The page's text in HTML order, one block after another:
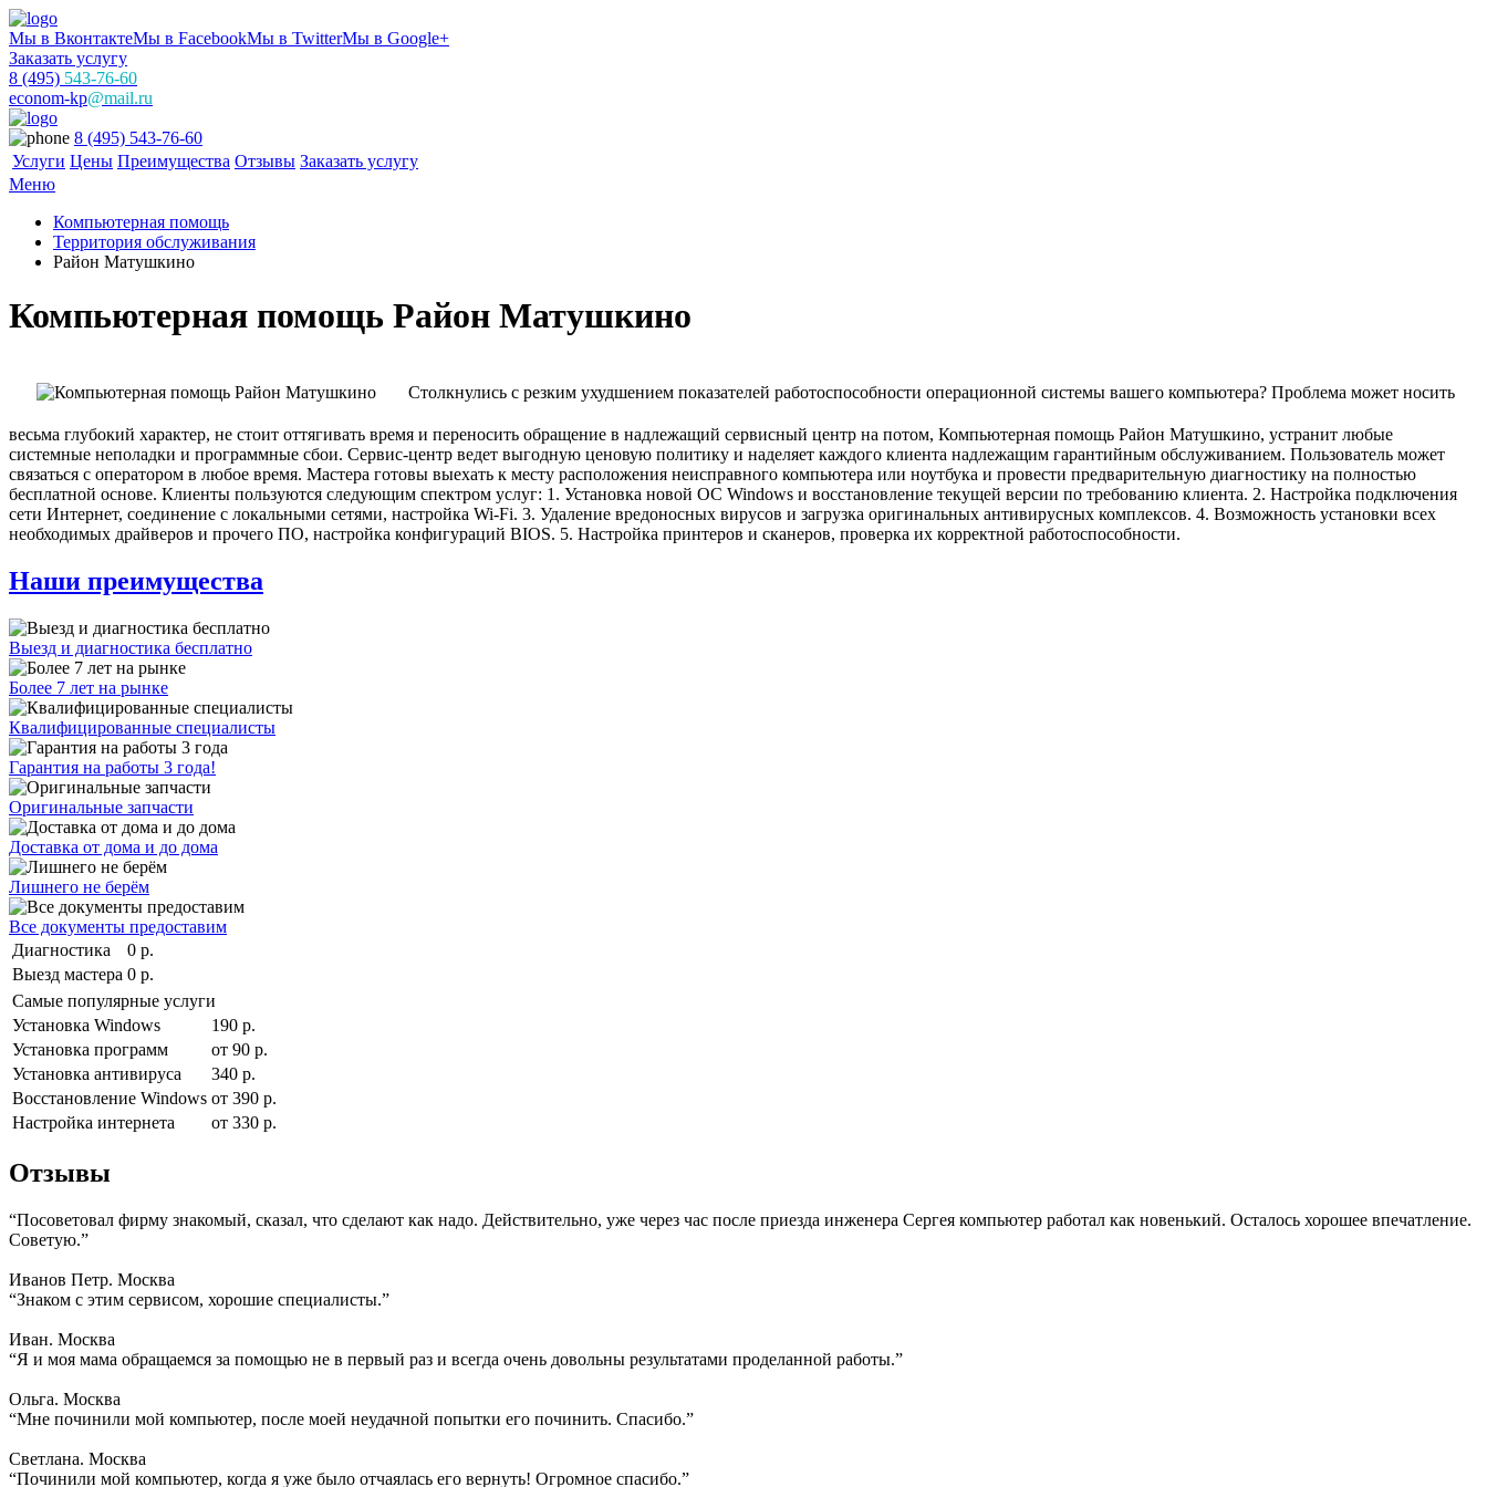
Мы в ВконтактеМы в FacebookМы в TwitterМы в Google+
Заказать услугу
8 (495) 543-76-60
econom-kp@mail.ru
8 (495) 543-76-60
Услуги Цены Преимущества Отзывы Заказать услугу
Меню
Компьютерная помощь
Территория обслуживания
Район Матушкино
Компьютерная помощь Район Матушкино
Столкнулись с резким ухудшением показателей работоспособности операционной системы вашего компьютера? Проблема может носить
весьма глубокий характер, не стоит оттягивать время и переносить обращение в надлежащий сервисный центр на потом, Компьютерная помощь Район Матушкино, устранит любые
системные неполадки и программные сбои. Сервис-центр ведет выгодную ценовую политику и наделяет каждого клиента надлежащим гарантийным обслуживанием. Пользователь может
связаться с оператором в любое время. Мастера готовы выехать к месту расположения неисправного компьютера или ноутбука и провести предварительную диагностику на полностью
бесплатной основе. Клиенты пользуются следующим спектром услуг: 1. Установка новой ОС Windows и восстановление текущей версии по требованию клиента. 2. Настройка подключения
сети Интернет, соединение с локальными сетями, настройка Wi-Fi. 3. Удаление вредоносных вирусов и загрузка оригинальных антивирусных комплексов. 4. Возможность установки всех
необходимых драйверов и прочего ПО, настройка конфигураций BIOS. 5. Настройка принтеров и сканеров, проверка их корректной работоспособности.
Наши преимущества
Выезд и диагностика бесплатно
Более 7 лет на рынке
Квалифицированные специалисты
Гарантия на работы 3 года!
Оригинальные запчасти
Доставка от дома и до дома
Лишнего не берём
Все документы предоставим
Диагностика
0 р.
Выезд мастера 0 р.
Самые популярные услуги
Установка Windows
190 р.
Установка программ
от 90 р.
Установка антивируса
340 р.
Восстановление Windows от 390 р.
Настройка интернета
от 330 р.
Отзывы
“Посоветовал фирму знакомый, сказал, что сделают как надо. Действительно, уже через час после приезда инженера Сергея компьютер работал как новенький. Осталось хорошее впечатление.
Советую.”
Иванов Петр. Москва
“Знаком с этим сервисом, хорошие специалисты.”
Иван. Москва
“Я и моя мама обращаемся за помощью не в первый раз и всегда очень довольны результатами проделанной работы.”
Ольга. Москва
“Мне починили мой компьютер, после моей неудачной попытки его починить. Спасибо.”
Светлана. Москва
“Починили мой компьютер, когда я уже было отчаялась его вернуть! Огромное спасибо.”